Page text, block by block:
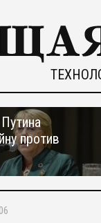
против